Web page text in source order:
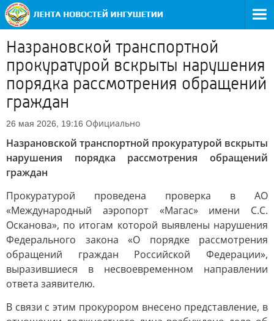
Назрановской транспортной
прокуратурой вскрыты нарушения
порядка рассмотрения обращений
граждан
26 мая 2026, 19:16 Официально
Назрановской транспортной прокуратурой вскрыты
нарушения порядка рассмотрения обращений
граждан
Прокуратурой проведена проверка в АО
«Международный аэропорт «Магас» имени С.С.
Осканова», по итогам которой выявлены нарушения
Федерального закона «О порядке рассмотрения
обращений граждан Российской Федерации»,
выразившиеся в несвоевременном направлении
ответа заявителю.
В связи с этим прокурором внесено представление, в